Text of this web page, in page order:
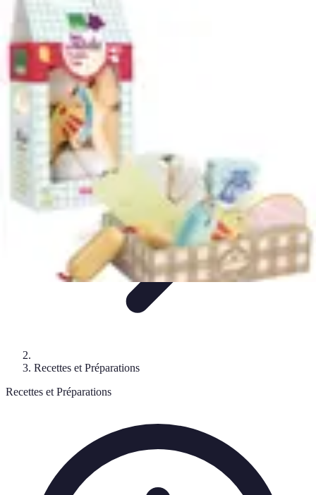
Poissons Frais
Guide d'achatAchat et Sélection
d'AchatRecettes
Poissons Frais
Recettes et Préparations
Recettes et Préparations